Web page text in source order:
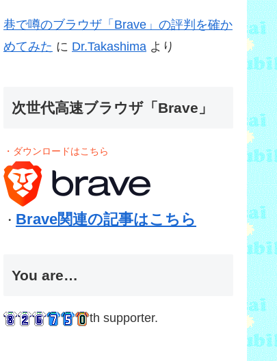
巷で噂のブラウザ「Brave」の評判を確か
めてみた に Dr.Takashima より
次世代高速ブラウザ「Brave」
・ダウンロードはこちら
・ Brave関連の記事はこちら
You are…
th supporter.